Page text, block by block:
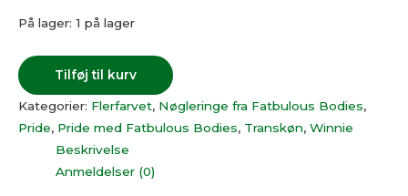
På lager: 1 på lager
Tilføj til kurv
Kategorier: Flerfarvet, Nøgleringe fra Fatbulous Bodies,
Pride, Pride med Fatbulous Bodies, Transkøn, Winnie
Beskrivelse
Anmeldelser (0)